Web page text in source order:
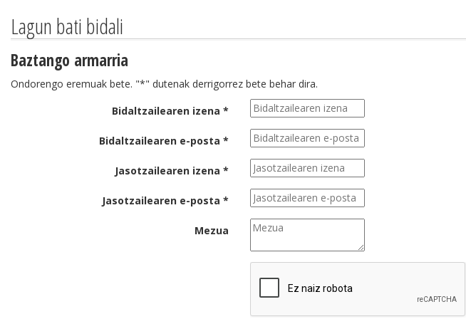
Lagun bati bidali
Baztango armarria
Ondorengo eremuak bete. "*" dutenak derrigorrez bete behar dira.
Bidaltzailearen izena *
Bidaltzailearen e-posta *
Jasotzailearen izena *
Jasotzailearen e-posta *
Mezua